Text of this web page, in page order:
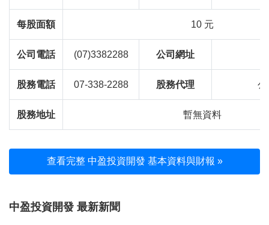
每股面額 10 元
公司電話 (07)3382288 公司網址
股務電話 07-338-2288 股務代理 公
股務地址 暫無資料
查看完整 中盈投資開發 基本資料與財報 »
中盈投資開發 最新新聞